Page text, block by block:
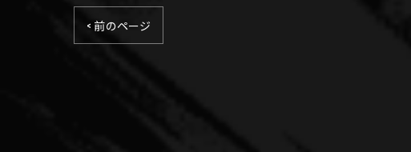
< 前のページ